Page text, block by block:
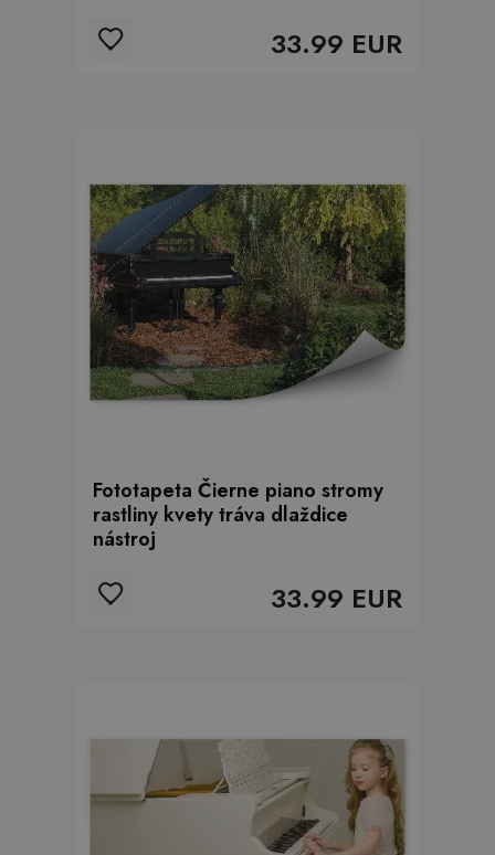
33.99 EUR
Fototapeta Čierne piano stromy
rastliny kvety tráva dlaždice
nástroj
33.99 EUR